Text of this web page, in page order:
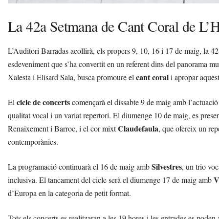
La 42a Setmana de Cant Coral de
L’Auditori Barradas acollirà, els propers 9, 10, 16 i 17 de maig, la
esdeveniment que s’ha convertit en un referent dins del panorama
Xalesta i Elisard Sala, busca promoure el cant corali apropar
El cicle de concertscomençarà el dissabte 9 de maig amb
qualitat vocal i un variat repertori. El diumenge 10 de maig, es
Renaixement i Barroc, i el cor mixtClaudefaula, que ofereix un
contemporànies.
La programació continuarà el 16 de maig ambSilvestres, un trio
inclusiva. El tancament del cicle serà el diumenge 17 de maig amb
d’Europa en la categoria de petit format.